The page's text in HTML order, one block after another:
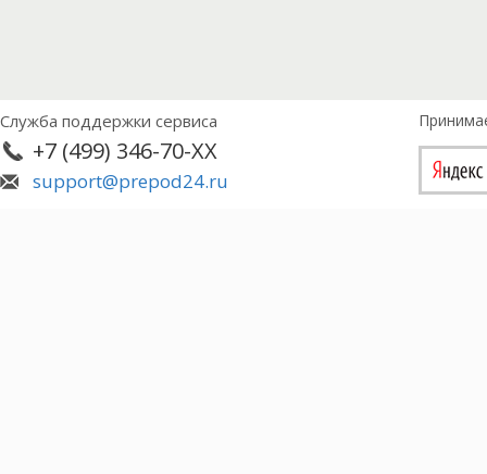
Служба поддержки сервиса
+7 (499) 346-70-XX
support@prepod24.ru